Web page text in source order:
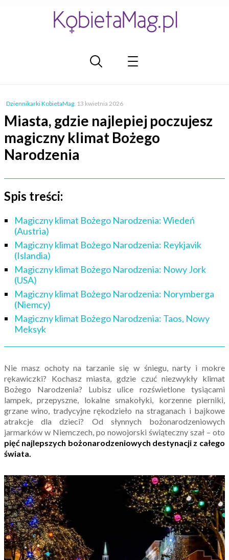
Dziennikarki KobietaMag, 13 kwietnia 2026
Miasta, gdzie najlepiej poczujesz
magiczny klimat Bożego
Narodzenia
Spis treści:
Magiczny klimat Bożego Narodzenia: Wiedeń
(Austria)
Magiczny klimat Bożego Narodzenia: Reykjavik
(Islandia)
Magiczny klimat Bożego Narodzenia: Nowy Jork
(USA)
Magiczny klimat Bożego Narodzenia: Norymberga
(Niemcy)
Magiczny klimat Bożego Narodzenia: Taos, Nowy
Meksyk
Nie masz ochoty na tarzanie się w śniegu, narty i mokre
rękawiczki? Kochasz miasta, gdzie czuć niezwykły klimat
Bożego Narodzenia? Lubisz ulice rozświetlone tysiącami
lampek, przepyszne, lokalne smakołyki, korzenne pierniki,
grzane wino, tradycyjne rękodzieło na straganach i bajkowe
atrakcje dla dzieci? Od słynnych bożonarodzeniowych
jarmarków w Niemczech, po nowojorski świąteczny szał – oto
pięć najlepszych bożonarodzeniowych destynacji z całego
świata.